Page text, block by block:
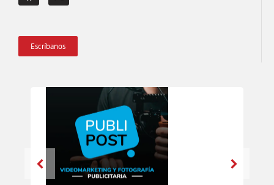
Escríbanos